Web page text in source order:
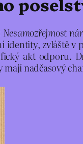
Nesamozřejmost
identity, zvláště v
akt odporu.
nadčasový